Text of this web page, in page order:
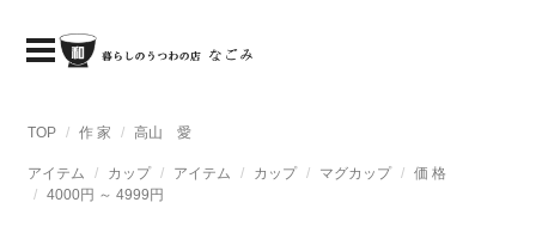
TOP 作 家 高山 愛
アイテム カップ アイテム カップ マグカップ
価 格
4000円 ～ 4999円